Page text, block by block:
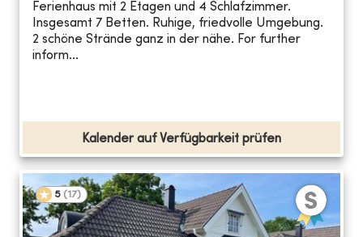
Ferienhaus mit 2 Etagen und 4 Schlafzimmer.
Insgesamt 7 Betten. Ruhige, friedvolle Umgebung.
2 schöne Strände ganz in der nähe. For further
inform...
Kalender auf Verfügbarkeit prüfen
5 (17)